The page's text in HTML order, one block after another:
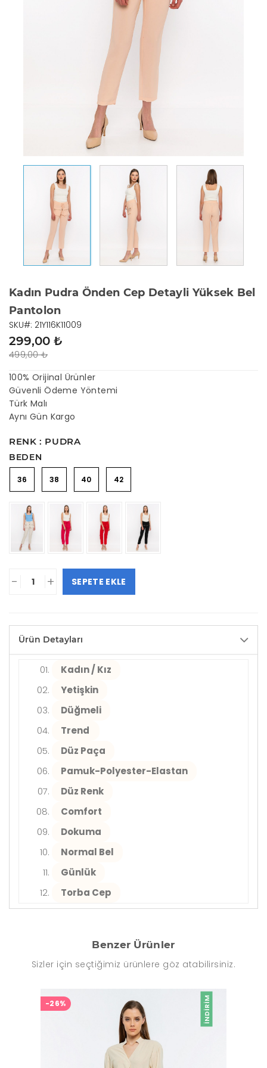
Kadın Pudra Önden Cep Detayli Yüksek Bel
Pantolon
499,00 ₺
299,00 ₺
SKU#: 21Y116K11009
100% Orijinal Ürünler
Güvenli Ödeme Yöntemi
Türk Malı
Aynı Gün Kargo
RENK : PUDRA
BEDEN
36 38 40 42
- + SEPETE EKLE
Ürün Detayları
Kadın / Kız
Yetişkin
Düğmeli
Trend
Düz Paça
Pamuk-Polyester-Elastan
Düz Renk
Comfort
Dokuma
Normal Bel
Günlük
Torba Cep
Benzer Ürünler
Sizler için seçtiğimiz ürünlere göz atabilirsiniz.
İNDIRIM
-26%